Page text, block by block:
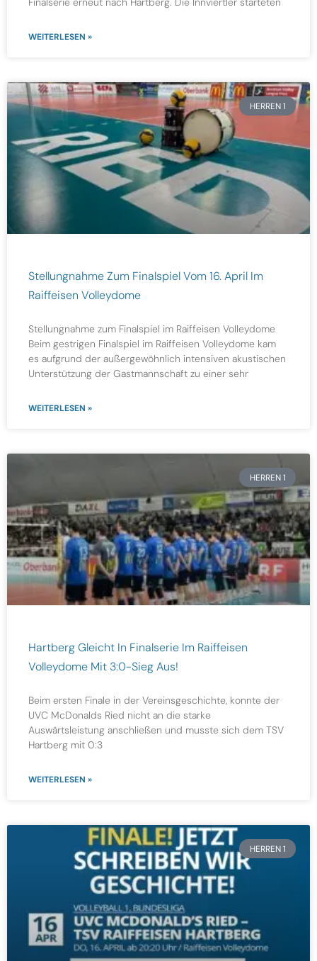
WEITERLESEN »
HERREN 1
Stellungnahme Zum Finalspiel Vom 16. April Im
Raiffeisen Volleydome
Stellungnahme zum Finalspiel im Raiffeisen Volleydome
Beim gestrigen Finalspiel im Raiffeisen Volleydome kam
es aufgrund der außergewöhnlich intensiven akustischen
Unterstützung der Gastmannschaft zu einer sehr
WEITERLESEN »
HERREN 1
Hartberg Gleicht In Finalserie Im Raiffeisen
Volleydome Mit 3:0-Sieg Aus!
Beim ersten Finale in der Vereinsgeschichte, konnte der
UVC McDonalds Ried nicht an die starke
Auswärtsleistung anschließen und musste sich dem TSV
Hartberg mit 0:3
WEITERLESEN »
HERREN 1